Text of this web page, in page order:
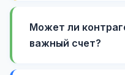
Может ли
важный счет?